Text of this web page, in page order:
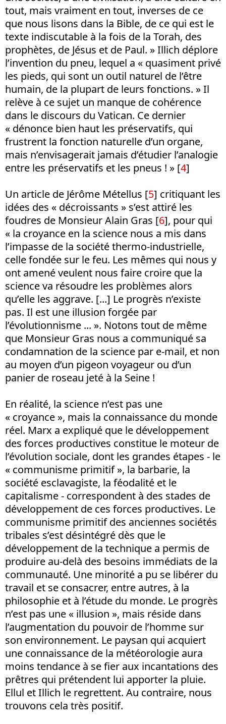
tout, mais vraiment en tout, inverses de ce
que nous lisons dans la Bible, de ce qui est le
texte indiscutable à la fois de la Torah, des
prophètes, de Jésus et de Paul. » Illich déplore
l’invention du pneu, lequel a « quasiment privé
les pieds, qui sont un outil naturel de l’être
humain, de la plupart de leurs fonctions. » Il
relève à ce sujet un manque de cohérence
dans le discours du Vatican. Ce dernier
« dénonce bien haut les préservatifs, qui
frustrent la fonction naturelle d’un organe,
mais n’envisagerait jamais d’étudier l’analogie
entre les préservatifs et les pneus ! » [4]
Un article de Jérôme Métellus [5] critiquant les
idées des « décroissants » s’est attiré les
foudres de Monsieur Alain Gras [6], pour qui
« la croyance en la science nous a mis dans
l’impasse de la société thermo-industrielle,
celle fondée sur le feu. Les mêmes qui nous y
ont amené veulent nous faire croire que la
science va résoudre les problèmes alors
qu’elle les aggrave. [...] Le progrès n’existe
pas. Il est une illusion forgée par
l’évolutionnisme ... ». Notons tout de même
que Monsieur Gras nous a communiqué sa
condamnation de la science par e-mail, et non
au moyen d’un pigeon voyageur ou d’un
panier de roseau jeté à la Seine !
En réalité, la science n’est pas une
« croyance », mais la connaissance du monde
réel. Marx a expliqué que le développement
des forces productives constitue le moteur de
l’évolution sociale, dont les grandes étapes - le
« communisme primitif », la barbarie, la
société esclavagiste, la féodalité et le
capitalisme - correspondent à des stades de
développement de ces forces productives. Le
communisme primitif des anciennes sociétés
tribales s’est désintégré dès que le
développement de la technique a permis de
produire au-delà des besoins immédiats de la
communauté. Une minorité a pu se libérer du
travail et se consacrer, entre autres, à la
philosophie et à l’étude du monde. Le progrès
n’est pas une « illusion », mais réside dans
l’augmentation du pouvoir de l’homme sur
son environnement. Le paysan qui acquiert
une connaissance de la météorologie aura
moins tendance à se fier aux incantations des
prêtres qui prétendent lui apporter la pluie.
Ellul et Illich le regrettent. Au contraire, nous
trouvons cela très positif.